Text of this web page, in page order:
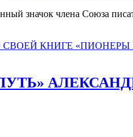
значок члена Союза
СВОЕЙ КНИГЕ